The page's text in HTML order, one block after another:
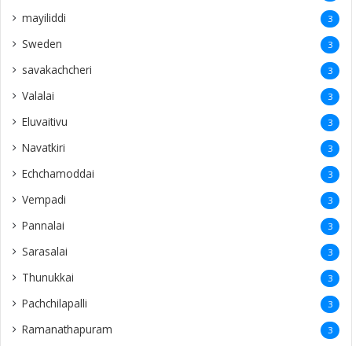
mayiliddi 3
Sweden 3
savakachcheri 3
Valalai 3
Eluvaitivu 3
Navatkiri 3
Echchamoddai 3
Vempadi 3
Pannalai 3
Sarasalai 3
Thunukkai 3
Pachchilapalli 3
Ramanathapuram 3